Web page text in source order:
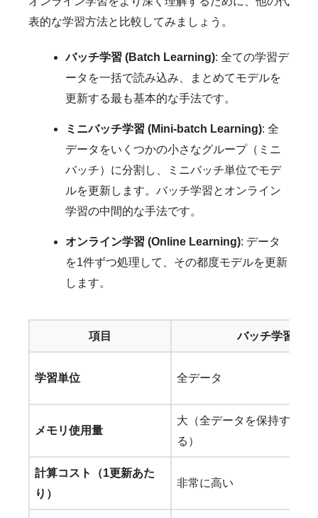
表的な学習方法と比較してみましょう。
バッチ学習 (Batch Learning): 全ての学習デ
ータを一括で読み込み、まとめてモデルを
更新する最も基本的な手法です。
ミニバッチ学習 (Mini-batch Learning): 全
データをいくつかの小さなグループ（ミニ
バッチ）に分割し、ミニバッチ単位でモデ
ルを更新します。バッチ学習とオンライン
学習の中間的な手法です。
オンライン学習 (Online Learning): データ
を1件ずつ処理して、その都度モデルを更新
します。
項目 バッチ学習
学習単位 全データ
メモリ使用量
大（全データを保持する必
る）
計算コスト（1更新あた
り）
非常に高い